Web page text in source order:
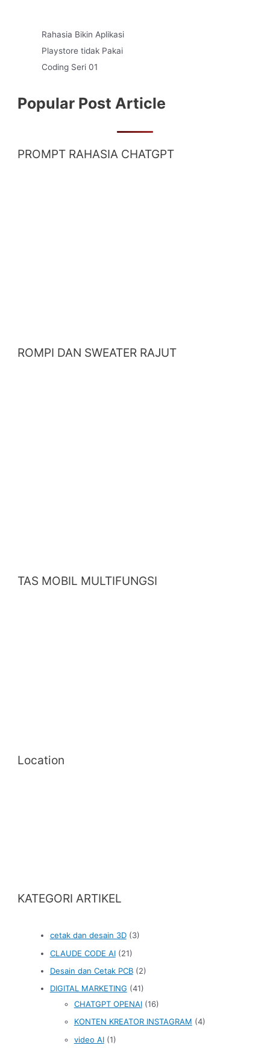
Rahasia Bikin Aplikasi
Playstore tidak Pakai
Coding Seri 01
Popular Post Article
PROMPT RAHASIA CHATGPT
ROMPI DAN SWEATER RAJUT
TAS MOBIL MULTIFUNGSI
Location
KATEGORI ARTIKEL
cetak dan desain 3D(3)
CLAUDE CODE AI(21)
Desain dan Cetak PCB(2)
DIGITAL MARKETING (41)
CHATGPT OPENAI(16)
KONTEN KREATOR INSTAGRAM (4)
video AI(1)